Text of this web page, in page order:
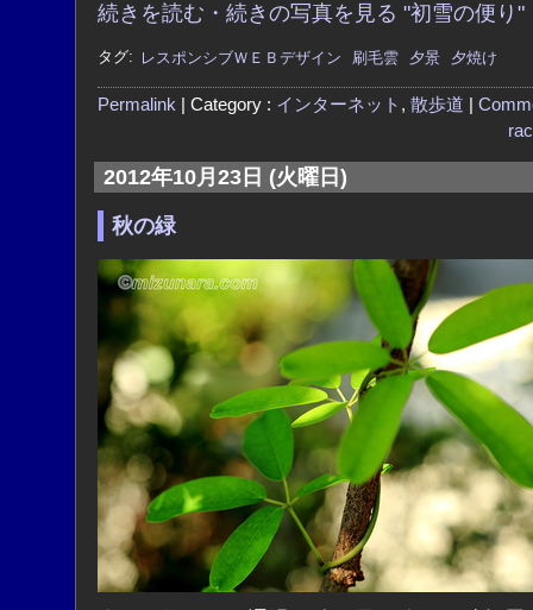
続きを読む・続きの写真を見る "初雪の便り"
タグ: レスポンシブＷＥＢデザイン 刷毛雲 夕景 夕焼け
Permalink | Category : インターネット , 散歩道
2012年10月23日 (火曜日)
秋の緑